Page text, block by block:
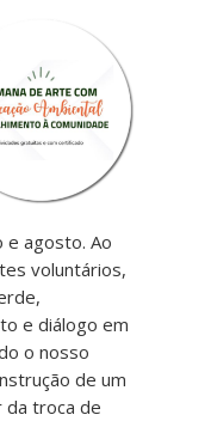
e agosto. Ao
voluntários,
e diálogo em
o nosso
de um
da troca de